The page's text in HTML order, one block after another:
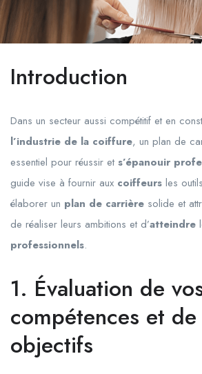
Introduction
Dans un secteur aussi compétitif et en
l’industrie de la coiffure, un plan de
essentiel pour réussir et s’épanouir
guide vise à fournir aux coiffeurs les
élaborer un plan de carrière solide et
de réaliser leurs ambitions et d’atteindre
professionnels.
1. Évaluation de
compétences et de
objectifs